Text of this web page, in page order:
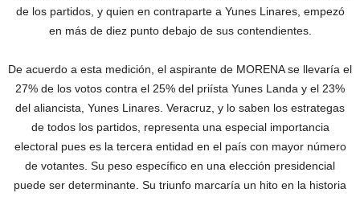
de los partidos, y quien en contraparte a Yunes Linares, empezó
en más de diez punto debajo de sus contendientes.
De acuerdo a esta medición, el aspirante de MORENA se llevaría el
27% de los votos contra el 25% del priísta Yunes Landa y el 23%
del aliancista, Yunes Linares. Veracruz, y lo saben los estrategas
de todos los partidos, representa una especial importancia
electoral pues es la tercera entidad en el país con mayor número
de votantes. Su peso específico en una elección presidencial
puede ser determinante. Su triunfo marcaría un hito en la historia